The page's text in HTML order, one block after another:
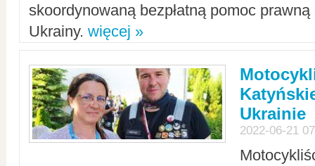
skoordynowaną bezpłatną pomoc
Ukrainy. więcej »
Ukrainie
2022-06-21